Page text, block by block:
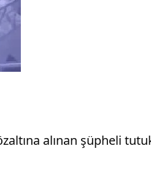
alınan şüpheli